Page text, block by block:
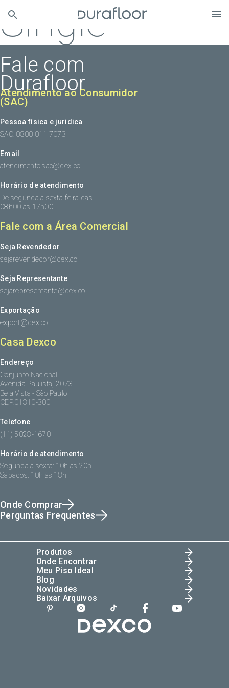
Single
Fale com
Durafloor
Atendimento ao Consumidor
(SAC)
Pessoa física e juridica
SAC: 0800 011 7073
Email
atendimento.sac@dex.co
Horário de atendimento
De segunda à sexta-feira das
08h00 às 17h00
Fale com a Área Comercial
Seja Revendedor
sejarevendedor@dex.co
Seja Representante
sejarepresentante@dex.co
Exportação
export@dex.co
Casa Dexco
Endereço
Conjunto Nacional
Avenida Paulista, 2073
Bela Vista - São Paulo
CEP:01310-300
Telefone
(11) 5028-1670
Horário de atendimento
Segunda à sexta: 10h às 20h
Sábados: 10h às 18h
Onde Comprar
Perguntas Frequentes
Produtos
Onde Encontrar
Meu Piso Ideal
Blog
Novidades
Baixar Arquivos